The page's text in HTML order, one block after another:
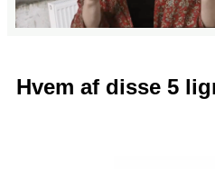
Hvem af disse 5